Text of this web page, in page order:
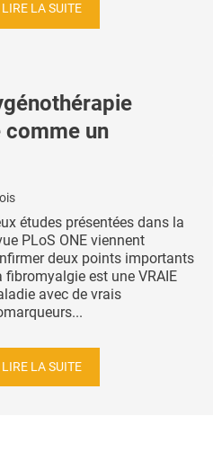
LIRE LA SUITE
comme un
études présentées dans la
PLoS ONE viennent
deux points importants
fibromyalgie est une VRAIE
avec de vrais
LIRE LA SUITE